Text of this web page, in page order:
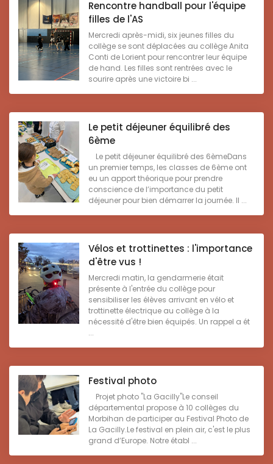
Rencontre handball pour l'équipe
filles de l'AS
Mercredi après-midi, six jeunes filles du
collège se sont déplacées au collège Anita
Conti de Lorient pour rencontrer leur équipe
de hand. Les filles sont rentrées avec le
sourire après une victoire bi ...
Le petit déjeuner équilibré des
6ème
Le petit déjeuner équilibré des 6èmeDans
un premier temps, les classes de 6ème ont
eu un apport théorique pour prendre
conscience de l’importance du petit
déjeuner pour bien démarrer la journée. Il ...
Vélos et trottinettes : l'importance
d'être vus !
Mercredi matin, la gendarmerie était
présente à l'entrée du collège pour
sensibiliser les élèves arrivant en vélo et
trottinette électrique au collège à la
nécessité d'être bien équipés. Un rappel a ét
...
Festival photo
Projet photo "La Gacilly"Le conseil
départemental propose à 10 collèges du
Morbihan de participer au Festival Photo de
La Gacilly.Le festival en plein air, c'est le plus
grand d’Europe. Notre établ ...